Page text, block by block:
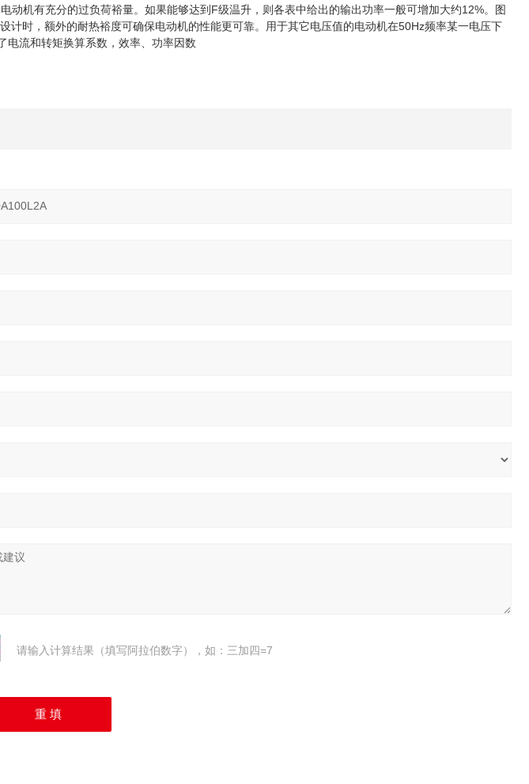
动机有充分的过负荷裕量。如果能够达到F级温升，则各表中给出的输出功率一般可增加大约12%。图
计时，额外的耐热裕度可确保电动机的性能更可靠。用于其它电压值的电动机在50Hz频率某一电压下
电流和转矩换算系数，效率、功率因数
请输入计算结果（填写阿拉伯数字），如：三加四=7